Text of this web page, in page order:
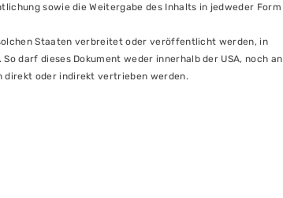
sowie die Weitergabe des Inhalts in jedweder Form
Staaten verbreitet oder veröffentlicht werden, in
darf dieses Dokument weder innerhalb der USA, noch an
direkt oder indirekt vertrieben werden.